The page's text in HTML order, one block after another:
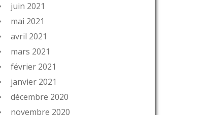
juin 2021
mai 2021
avril 2021
mars 2021
février 2021
janvier 2021
décembre 2020
novembre 2020